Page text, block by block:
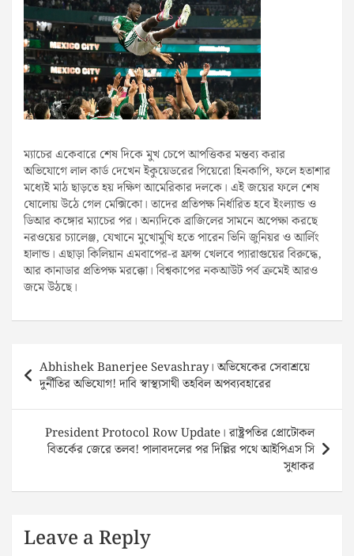
ম্যাচের একেবারে শেষ দিকে মুখ চেপে আপত্তিকর মন্তব্য করার
অভিযোগে লাল কার্ড দেখেন ইকুয়েডরের পিয়েরো হিনকাপি, ফলে হতাশার
মধ্যেই মাঠ ছাড়তে হয় দক্ষিণ আমেরিকার দলকে। এই জয়ের ফলে শেষ
ষোলোয় উঠে গেল মেক্সিকো। তাদের প্রতিপক্ষ নির্ধারিত হবে ইংল্যান্ড ও
ডিআর কঙ্গোর ম্যাচের পর। অন্যদিকে ব্রাজিলের সামনে অপেক্ষা করছে
নরওয়ের চ্যালেঞ্জ, যেখানে মুখোমুখি হতে পারেন ভিনি জুনিয়র ও আর্লিং
হালান্ড। এছাড়া কিলিয়ান এমবাপের-র ফ্রান্স খেলবে প্যারাগুয়ের বিরুদ্ধে,
আর কানাডার প্রতিপক্ষ মরক্কো। বিশ্বকাপের নকআউট পর্ব ক্রমেই আরও
জমে উঠছে।
navigation
Abhishek Banerjee Sevashray। অভিষেকের সেবাশ্রয়ে
দুর্নীতির অভিযোগ! দাবি স্বাস্থ্যসাথী তহবিল অপব্যবহারের
President Protocol Row Update। রাষ্ট্রপতির প্রোটোকল
বিতর্কের জেরে তলব! পালাবদলের পর দিল্লির পথে আইপিএস সি
সুধাকর
Leave a Reply